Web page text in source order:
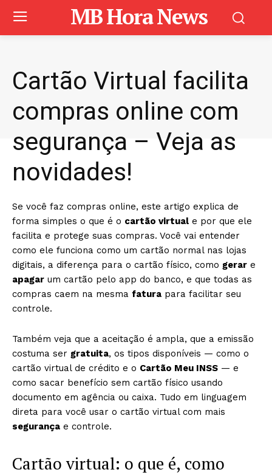
MB Hora News
Cartão Virtual facilita
compras online com
segurança – Veja as
novidades!
Se você faz compras online, este artigo explica de
forma simples o que é o cartão virtual e por que ele
facilita e protege suas compras. Você vai entender
como ele funciona como um cartão normal nas lojas
digitais, a diferença para o cartão físico, como gerar e
apagar um cartão pelo app do banco, e que todas as
compras caem na mesma fatura para facilitar seu
controle.
Também veja que a aceitação é ampla, que a emissão
costuma ser gratuita, os tipos disponíveis — como o
cartão virtual de crédito e o Cartão Meu INSS — e
como sacar benefício sem cartão físico usando
documento em agência ou caixa. Tudo em linguagem
direta para você usar o cartão virtual com mais
segurança e controle.
Cartão virtual: o que é, como